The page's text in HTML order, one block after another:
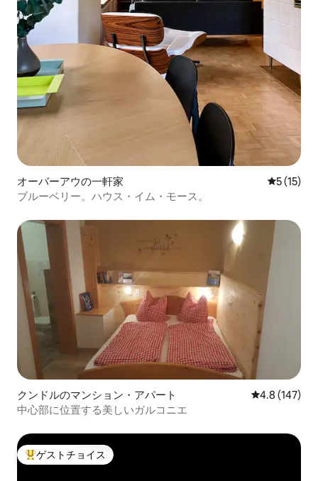
オーバーアウの一軒家 レビュー
5 (15)
ブルーベリー。ハウス・イム・モース。
クンドルのマンション・アパート レビュー147
4.8 (147)
中心部に位置する美しいガルコニエ
大好評のゲストチョイスです。
ゲストチョイス